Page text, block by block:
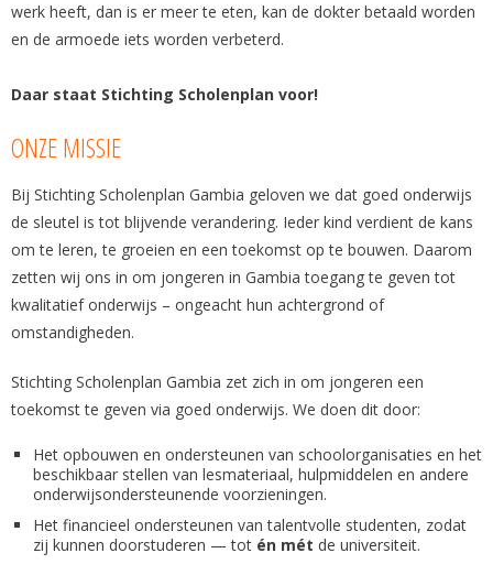
werk heeft, dan is er meer te eten, kan de dokter betaald worden
en de armoede iets worden verbeterd.
Daar staat Stichting Scholenplan voor!
ONZE MISSIE
Bij Stichting Scholenplan Gambia geloven we dat goed onderwijs
de sleutel is tot blijvende verandering. Ieder kind verdient de kans
om te leren, te groeien en een toekomst op te bouwen. Daarom
zetten wij ons in om jongeren in Gambia toegang te geven tot
kwalitatief onderwijs – ongeacht hun achtergrond of
omstandigheden.
Stichting Scholenplan Gambia zet zich in om jongeren een
toekomst te geven via goed onderwijs. We doen dit door:
Het opbouwen en ondersteunen van schoolorganisaties en het
beschikbaar stellen van lesmateriaal, hulpmiddelen en andere
onderwijsondersteunende voorzieningen.
Het financieel ondersteunen van talentvolle studenten, zodat
zij kunnen doorstuderen — tot én mét de universiteit.